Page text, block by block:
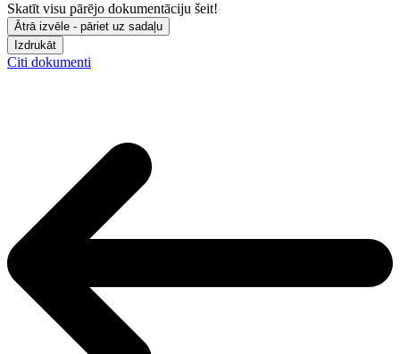
Skatīt visu pārējo dokumentāciju šeit!
Ātrā izvēle - pāriet uz sadaļu
Izdrukāt
Citi dokumenti